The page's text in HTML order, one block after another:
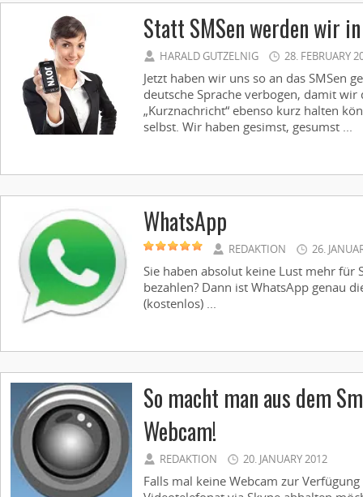
Statt SMSen werden wir
HARALD GUTZELNIG 28. FEBRUARY
Jetzt haben wir uns so an das SMSen
deutsche Sprache verbogen, damit wir
„Kurznachricht“ ebenso kurz halten
selbst. Wir haben gesimst, gesumst ...
WhatsApp
REDAKTION 26.
Sie haben absolut keine Lust mehr für
bezahlen? Dann ist WhatsApp genau
(kostenlos) ...
So macht man aus dem
Webcam!
REDAKTION 20. JANUARY 2012
Falls mal keine Webcam zur